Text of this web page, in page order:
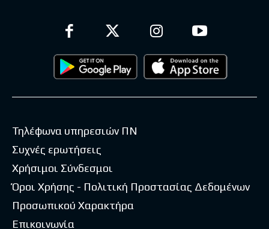
Τηλέφωνα υπηρεσιών ΠΝ
Συχνές ερωτήσεις
Χρήσιμοι Σύνδεσμοι
Όροι Χρήσης - Πολιτική Προστασίας Δεδομένων
Προσωπικού Χαρακτήρα
Επικοινωνία